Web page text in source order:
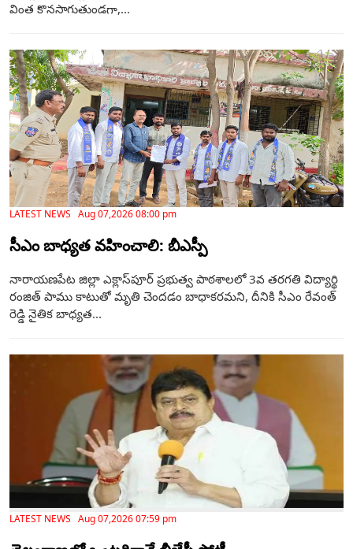
వింత కొనసాగుతుండగా,...
LATEST NEWS Aug 07,2026 08:00 pm
సీఎం బాధ్యత వహించాలి: బీఎస్పీ
నారాయణపేట జిల్లా ఎక్లాస్‌పూర్ ప్రభుత్వ పాఠశాలలో 3వ తరగతి విద్యార్థి
రంజిత్ పాము కాటుతో మృతి చెందడం బాధాకరమని, దీనికి సీఎం రేవంత్
రెడ్డి నైతిక బాధ్యత...
LATEST NEWS Aug 07,2026 07:59 pm